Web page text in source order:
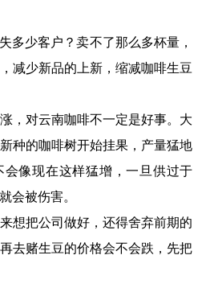
多少客户？卖不了那么多杯量，
减少新品的上新，缩减咖啡生豆
，对云南咖啡不一定是好事。大
种的咖啡树开始挂果，产量猛地
像现在这样猛增，一旦供过于
会被伤害。
想把公司做好，还得舍弃前期的
去赌生豆的价格会不会跌，先把